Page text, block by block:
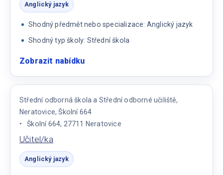
Anglický jazyk
Shodný předmět nebo specializace: Anglický jazyk
Shodný typ školy: Střední škola
Zobrazit nabídku:
anglického
jazyka
SŠ
Střední odborná škola a Střední odborné učiliště,
Neratovice, Školní 664
Školní 664, 27711 Neratovice
Učitel/ka
Anglický jazyk